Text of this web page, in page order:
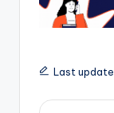
Last